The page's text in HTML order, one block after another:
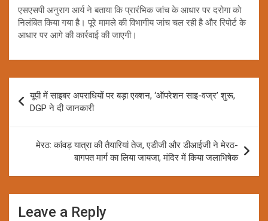
एसएसपी अनुराग आर्य ने बताया कि प्रारंभिक जांच के आधार पर दरोगा को
निलंबित किया गया है। पूरे मामले की विभागीय जांच चल रही है और रिपोर्ट के
आधार पर आगे की कार्रवाई की जाएगी।
navigation
यूपी में साइबर अपराधियों पर बड़ा एक्शन, ‘ऑपरेशन साइ-वज्र’ शुरू,
DGP ने दी जानकारी
मेरठ: कांवड़ यात्रा की तैयारियां तेज, एडीजी और डीआईजी ने मेरठ-
बागपत मार्ग का लिया जायजा, मंदिर में किया जलाभिषेक
Leave a Reply